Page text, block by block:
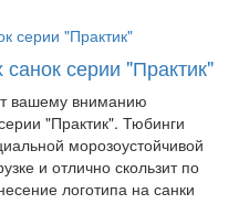
серии "Практик"
вашему вниманию
"Практик". Тюбинги
морозоустойчивой
и отлично скользит по
логотипа на санки